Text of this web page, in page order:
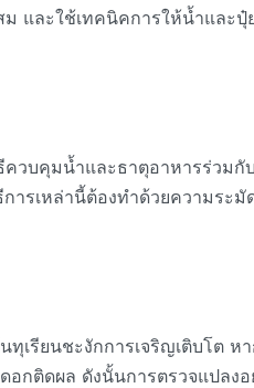
และใช้เทคนิคการให้น้ำและปุ๋ย
วบคุมน้ำและธาตุอาหารร่วมกั
รเหล่านี้ต้องทำด้วยความระมั
เรียนชะงักการเจริญเติบโต ห
กติดผล ดังนั้นการตรวจแปลงอ